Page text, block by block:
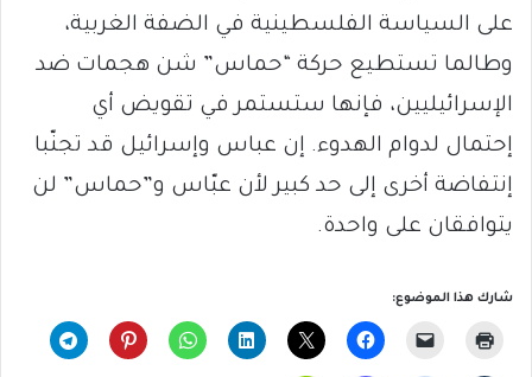
على السياسة الفلسطينية في الضفة الغربية،
وطالما تستطيع حركة “حماس” شن هجمات ضد
الإسرائيليين، فإنها ستستمر في تقويض أي
إحتمال لدوام الهدوء. إن عباس وإسرائيل قد تجنّبا
إنتفاضة أخرى إلى حد كبير لأن عبّاس و”حماس” لن
يتوافقان على واحدة.
شارك هذا الموضوع: